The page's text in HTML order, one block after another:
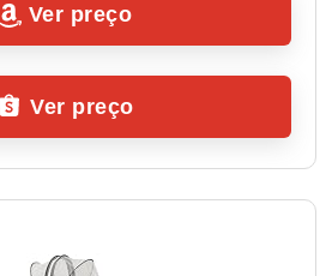
Ver preço
Ver preço